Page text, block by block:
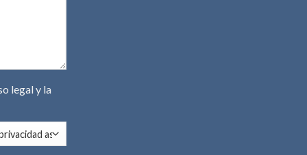
legaly la